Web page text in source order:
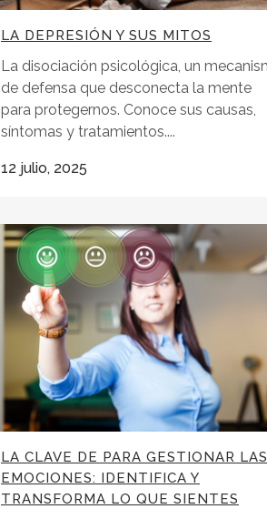
LA DEPRESIÓN Y SUS MITOS
La disociación psicológica, un
de defensa que desconecta la mente
para protegernos. Conoce sus causas,
síntomas y tratamientos....
12 julio, 2025
LA CLAVE DE PARA GESTIONAR LAS
EMOCIONES: IDENTIFICA Y
TRANSFORMA LO QUE SIENTES